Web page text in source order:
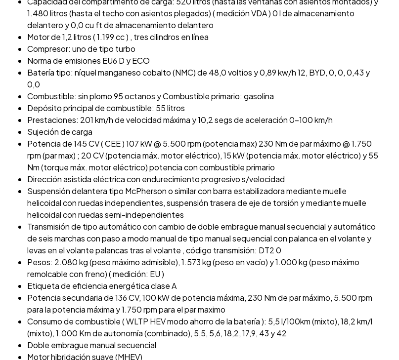
1.480 litros (hasta el techo con asientos plegados) ( medición VDA ) 0 l de almacenamiento
delantero y 0,0 cu ft de almacenamiento delantero
Motor de 1,2 litros ( 1.199 cc ) , tres cilindros en línea
Compresor: uno de tipo turbo
Norma de emisiones EU6 D y ECO
Batería tipo: níquel manganeso cobalto (NMC) de 48,0 voltios y 0,89 kw/h 12, BYD, 0, 0, 0,43 y
0,0
Combustible: sin plomo 95 octanos y Combustible primario: gasolina
Depósito principal de combustible: 55 litros
Prestaciones: 201 km/h de velocidad máxima y 10,2 segs de aceleración 0-100 km/h
Sujeción de carga
Potencia de 145 CV ( CEE ) 107 kW @ 5.500 rpm (potencia max) 230 Nm de par máximo @ 1.750
rpm (par max) ; 20 CV (potencia máx. motor eléctrico), 15 kW (potencia máx. motor eléctrico) y 55
Nm (torque máx. motor eléctrico) potencia con combustible primario
Dirección asistida eléctrica con endurecimiento progresivo s/velocidad
Suspensión delantera tipo McPherson o similar con barra estabilizadora mediante muelle
helicoidal con ruedas independientes, suspensión trasera de eje de torsión y mediante muelle
helicoidal con ruedas semi-independientes
Transmisión de tipo automático con cambio de doble embrague manual secuencial y automático
de seis marchas con paso a modo manual de tipo manual sequencial con palanca en el volante y
levas en el volante palancas tras el volante , código transmisión: DT2 0
Pesos: 2.080 kg (peso máximo admisible), 1.573 kg (peso en vacío) y 1.000 kg (peso máximo
remolcable con freno) ( medición: EU )
Etiqueta de eficiencia energética clase A
Potencia secundaria de 136 CV, 100 kW de potencia máxima, 230 Nm de par máximo, 5.500 rpm
para la potencia máxima y 1.750 rpm para el par maximo
Consumo de combustible ( WLTP HEV modo ahorro de la batería ): 5,5 l/100km (mixto), 18,2 km/l
(mixto), 1.000 Km de autonomía (combinado), 5,5, 5,6, 18,2, 17,9, 43 y 42
Doble embrague manual secuencial
Motor hibridación suave (MHEV)